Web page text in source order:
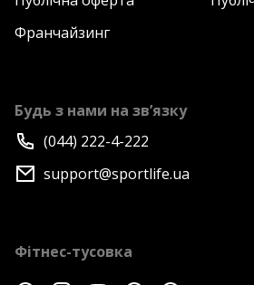
Франчайзинг
Будь з нами на зв’язку
(044) 222-4-222
support@sportlife.ua
Фітнес-тусовка